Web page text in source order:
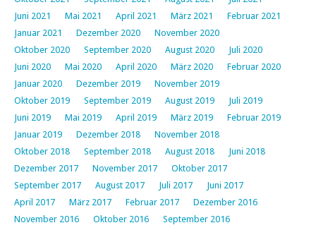
Juni 2021
Mai 2021 April 2021 März 2021
Februar 2021
Januar 2021
Dezember 2020
November 2020
Oktober 2020
September 2020 August 2020
Juli 2020
Juni 2020
Mai 2020 April 2020 März 2020
Februar 2020
Januar 2020
Dezember 2019
November 2019
Oktober 2019
September 2019 August 2019
Juli 2019
Juni 2019
Mai 2019 April 2019 März 2019
Februar 2019
Januar 2019
Dezember 2018
November 2018
Oktober 2018
September 2018 August 2018
Juni 2018
Dezember 2017
November 2017
Oktober 2017
September 2017
August 2017 Juli 2017
Juni 2017
April 2017
März 2017 Februar 2017
Dezember 2016
November 2016
Oktober 2016
September 2016